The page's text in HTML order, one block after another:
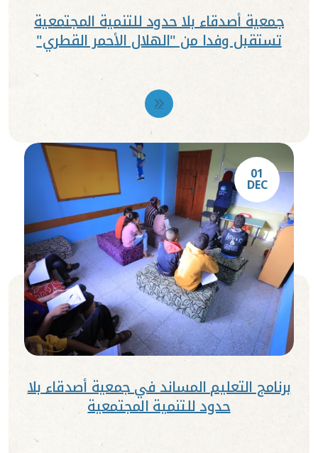
جمعية أصدقاء بلا حدود للتنمية المجتمعية
تستقبل وفدا من "الهلال الأحمر القطري"
01
DEC
برنامج التعليم المساند في جمعية أصدقاء بلا
حدود للتنمية المجتمعية